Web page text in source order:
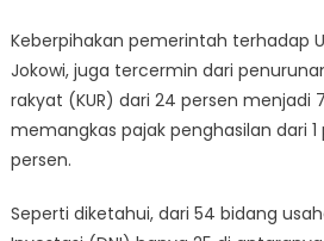
Keberpihakan pemerintah terhadap
Jokowi, juga tercermin dari
rakyat (KUR) dari 24 persen menjadi
memangkas pajak penghasilan dari
persen.
Seperti diketahui, dari 54 bidang